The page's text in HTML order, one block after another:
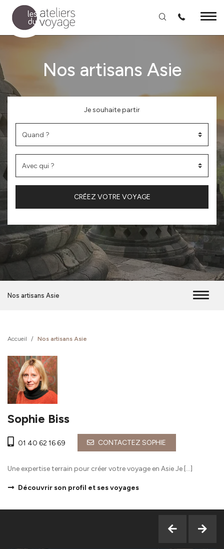
Aller au contenu principal
Nos artisans Asie
Je souhaite partir
CRÉEZ VOTRE VOYAGE
Nos artisans Asie
Accueil / Nos artisans Asie
Sophie Biss
01 40 62 16 69 CONTACTEZ SOPHIE
Une expertise terrain pour créer votre voyage en Asie Je […]
Découvrir son profil et ses voyages